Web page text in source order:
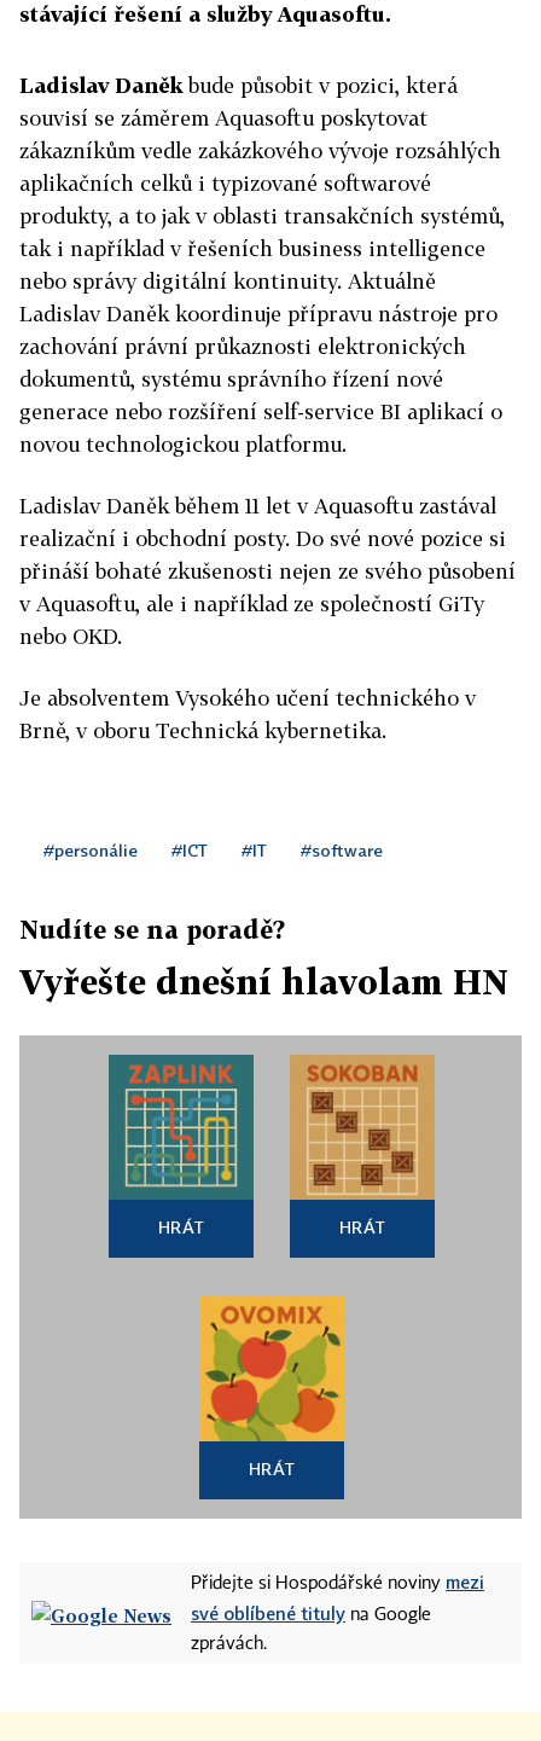
stávající řešení a služby Aquasoftu.
Ladislav Daněkbude působit v pozici, která
souvisí se záměrem Aquasoftu poskytovat
zákazníkům vedle zakázkového vývoje rozsáhlých
aplikačních celků i typizované softwarové
produkty, a to jak v oblasti transakčních systémů,
tak i například v řešeních business intelligence
nebo správy digitální kontinuity. Aktuálně
Ladislav Daněk koordinuje přípravu nástroje pro
zachování právní průkaznosti elektronických
dokumentů, systému správního řízení nové
generace nebo rozšíření self-service BI aplikací o
novou technologickou platformu.
Ladislav Daněk během 11 let v Aquasoftu zastával
realizační i obchodní posty. Do své nové pozice si
přináší bohaté zkušenosti nejen ze svého působení
v Aquasoftu, ale i například ze společností GiTy
nebo OKD.
Je absolventem Vysokého učení technického v
Brně, v oboru Technická kybernetika.
#personálie #ICT #IT #software
Nudíte se na poradě?
Vyřešte dnešní hlavolam HN
HRÁT HRÁT
HRÁT
Přidejte si Hospodářské noviny mezi
své oblíbené tituly na Google
zprávách.